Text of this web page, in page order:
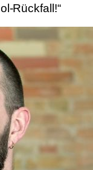
Rückfall!“